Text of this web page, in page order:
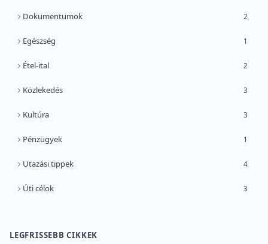
Dokumentumok 2
Egészség 1
Étel-ital 2
Közlekedés 3
Kultúra 3
Pénzügyek 1
Utazási tippek 4
Úti célok 3
LEGFRISSEBB CIKKEK